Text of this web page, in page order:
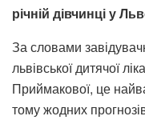
річній дівчинці у
За словами
львівської дитячої
Приймакової, це
тому жодних